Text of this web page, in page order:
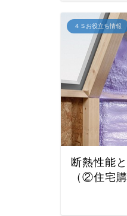
４Ｓお役立ち情報
断熱性能
（②住宅